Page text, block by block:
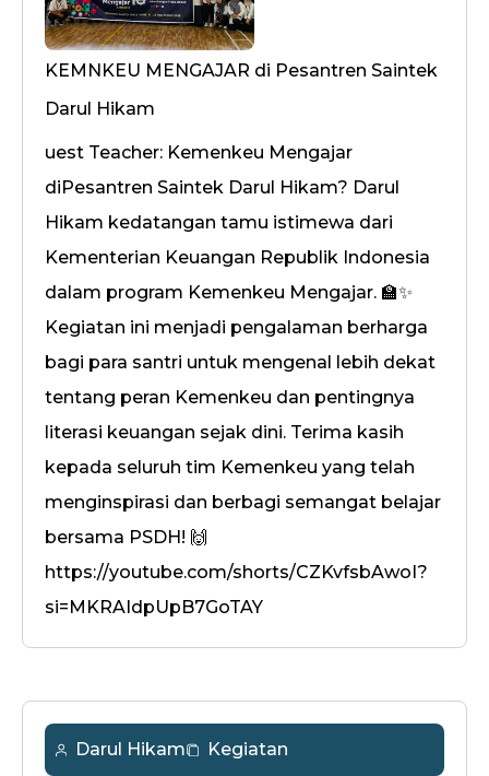
KEMNKEU MENGAJAR di Pesantren Saintek
Darul Hikam
uest Teacher: Kemenkeu Mengajar
diPesantren Saintek Darul Hikam? Darul
Hikam kedatangan tamu istimewa dari
Kementerian Keuangan Republik Indonesia
dalam program Kemenkeu Mengajar. 🏫✨
Kegiatan ini menjadi pengalaman berharga
bagi para santri untuk mengenal lebih dekat
tentang peran Kemenkeu dan pentingnya
literasi keuangan sejak dini. Terima kasih
kepada seluruh tim Kemenkeu yang telah
menginspirasi dan berbagi semangat belajar
bersama PSDH! 🙌
https://youtube.com/shorts/CZKvfsbAwoI?
si=MKRAIdpUpB7GoTAY
Darul Hikam Kegiatan